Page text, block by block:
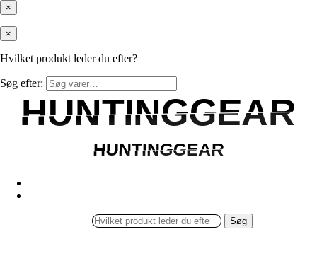
×
×
Hvilket produkt leder du efter?
Søg efter:
HUNTINGGEAR
HUNTINGGEAR
HUNTINGGEAR
HUNTINGGEAR
Søg